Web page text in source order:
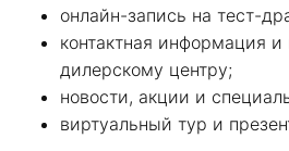
онлайн-запись на тест-
контактная информация и
дилерскому центру;
новости, акции и
виртуальный тур и